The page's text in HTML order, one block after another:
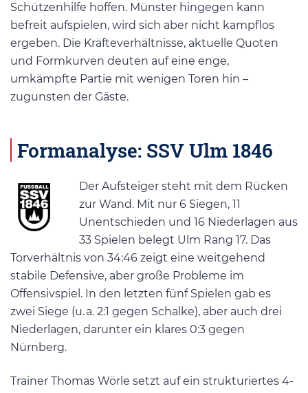
Schützenhilfe hoffen. Münster hingegen kann
befreit aufspielen, wird sich aber nicht kampflos
ergeben. Die Kräfteverhältnisse, aktuelle Quoten
und Formkurven deuten auf eine enge,
umkämpfte Partie mit wenigen Toren hin –
zugunsten der Gäste.
Formanalyse: SSV Ulm 1846
Der Aufsteiger steht mit dem Rücken
zur Wand. Mit nur 6 Siegen, 11
Unentschieden und 16 Niederlagen aus
33 Spielen belegt Ulm Rang 17. Das
Torverhältnis von 34:46 zeigt eine weitgehend
stabile Defensive, aber große Probleme im
Offensivspiel. In den letzten fünf Spielen gab es
zwei Siege (u. a. 2:1 gegen Schalke), aber auch drei
Niederlagen, darunter ein klares 0:3 gegen
Nürnberg.
Trainer Thomas Wörle setzt auf ein strukturiertes 4-